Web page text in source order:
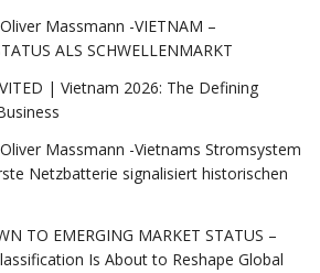
Massmann -VIETNAM –
ALS SCHWELLENMARKT
| Vietnam 2026: The Defining
Massmann -Vietnams Stromsystem
Netzbatterie signalisiert historischen
TO EMERGING MARKET STATUS –
Is About to Reshape Global